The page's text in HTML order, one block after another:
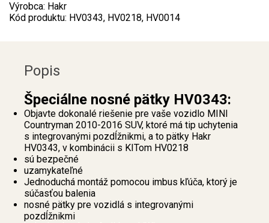
Výrobca: Hakr
Kód produktu: HV0343, HV0218, HV0014
Popis
Špeciálne nosné pätky HV0343:
Objavte dokonalé riešenie pre vaše vozidlo MINI
Countryman 2010-2016 SUV, ktoré má tip uchytenia
s integrovanými pozdĺžnikmi, a to pätky Hakr
HV0343, v kombinácii s KITom HV0218
sú bezpečné
uzamykateľné
Jednoduchá montáž pomocou imbus kľúča, ktorý je
súčasťou balenia
nosné pätky pre vozidlá s integrovanými
pozdĺžnikmi